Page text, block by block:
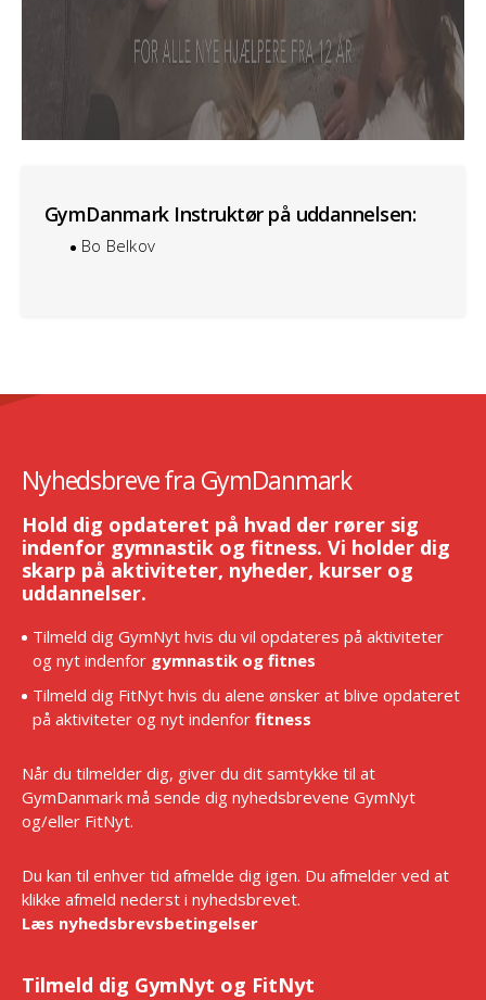
GymDanmark Instruktør på uddannelsen:
Bo Belkov
Nyhedsbreve fra GymDanmark
Hold dig opdateret på hvad der rører sig
indenfor gymnastik og fitness. Vi holder dig
skarp på aktiviteter, nyheder, kurser og
uddannelser.
Tilmeld dig GymNyt hvis du vil opdateres på aktiviteter
og nyt indenfor gymnastik og fitnes
Tilmeld dig FitNyt hvis du alene ønsker at blive opdateret
på aktiviteter og nyt indenfor fitness
Når du tilmelder dig, giver du dit samtykke til at
GymDanmark må sende dig nyhedsbrevene GymNyt
og/eller FitNyt.
Du kan til enhver tid afmelde dig igen. Du afmelder ved at
klikke afmeld nederst i nyhedsbrevet.
Læs nyhedsbrevsbetingelser
Tilmeld dig GymNyt og FitNyt